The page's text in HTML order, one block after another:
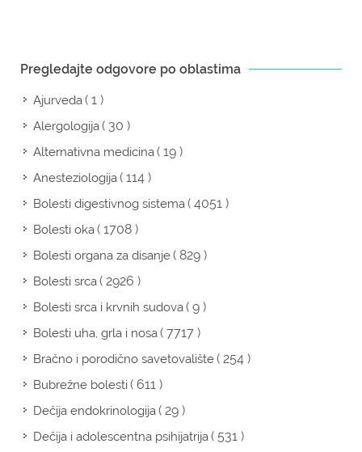
Pregledajte odgovore po oblastima
Ajurveda( 1 )
Alergologija( 30 )
Alternativna medicina( 19 )
Anesteziologija( 114 )
Bolesti digestivnog sistema( 4051 )
Bolesti oka( 1708 )
Bolesti organa za disanje( 829 )
Bolesti srca( 2926 )
Bolesti srca i krvnih sudova( 9 )
Bolesti uha, grla i nosa( 7717 )
Bračno i porodično savetovalište( 254 )
Bubrežne bolesti( 611 )
Dečija endokrinologija( 29 )
Dečija i adolescentna psihijatrija( 531 )